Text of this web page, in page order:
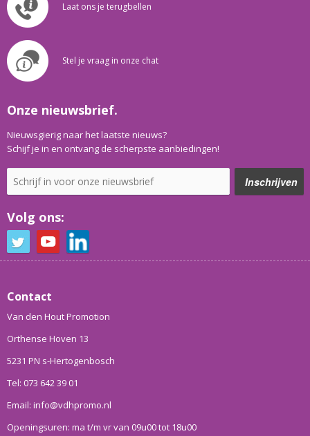
Laat ons je terugbellen
Stel je vraag in onze chat
Onze nieuwsbrief.
Nieuwsgierig naar het laatste nieuws?
Schijf je in en ontvang de scherpste aanbiedingen!
Volg ons:
Contact
Van den Hout Promotion
Orthense Hoven 13
5231 PN s-Hertogenbosch
Tel: 073 642 39 01
Email: info@vdhpromo.nl
Openingsuren: ma t/m vr van 09u00 tot 18u00